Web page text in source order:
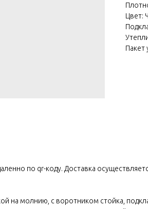
Цвет:
Пакет
по qr-коду. Доставка
на молнию, с воротником стойка,